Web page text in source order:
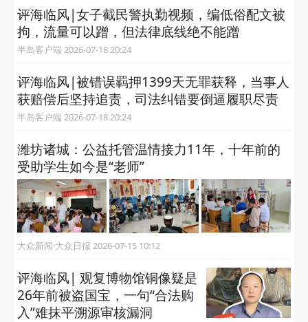
评海临风|女子截民警执勤视频，编低俗配文被
拘，流量可以蹭，但法律底线绝不能蹭
半岛客户端 2026-07-18 20:24
评海临风|被错误羁押1399天无罪获释，当事人
获赔偿后坚持追责，司法纠错要倒逼履职尽责
半岛客户端 2026-07-18 20:24
潍坊诸城：公益托管温情接力11年，十年前的
受助学生如今是“老师”
大众新闻·大众日报 2026-07-15 10:12
评海临风| 观复博物馆铜像疑是
26年前被盗国宝，一句“合法购
入”难抹平溯源审核漏洞